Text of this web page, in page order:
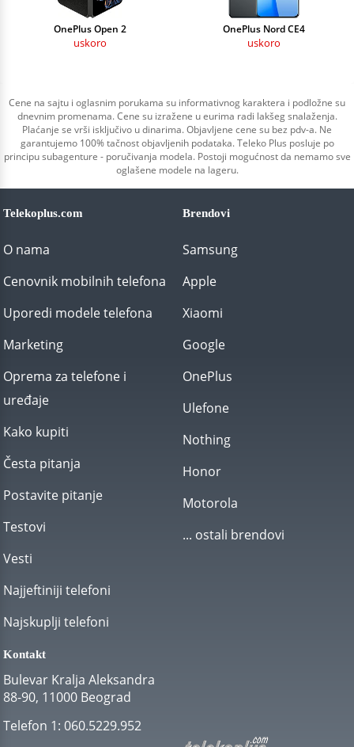
OnePlus Open 2
uskoro
OnePlus Nord CE4
uskoro
Cene na sajtu i oglasnim porukama su informativnog karaktera i podložne su
dnevnim promenama. Cene su izražene u eurima radi lakšeg snalaženja.
Plaćanje se vrši isključivo u dinarima. Objavljene cene su bez pdv-a. Ne
garantujemo 100% tačnost objavljenih podataka. Teleko Plus posluje po
principu subagenture - poručivanja modela. Postoji mogućnost da nemamo sve
oglašene modele na lageru.
Telekoplus.com
O nama
Cenovnik mobilnih telefona
Uporedi modele telefona
Marketing
Oprema za telefone i
uređaje
Kako kupiti
Česta pitanja
Postavite pitanje
Testovi
Vesti
Najjeftiniji telefoni
Najskuplji telefoni
Brendovi
Samsung
Apple
Xiaomi
Google
OnePlus
Ulefone
Nothing
Honor
Motorola
... ostali brendovi
Kontakt
Bulevar Kralja Aleksandra
88-90, 11000 Beograd
Telefon 1: 060.5229.952